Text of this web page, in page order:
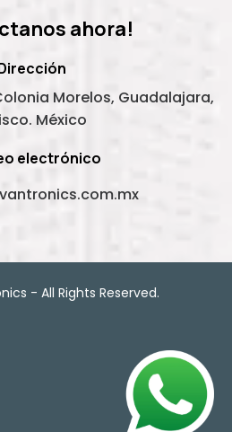
ahora!
Morelos, Guadalajara,
México
electrónico
- All Rights Reserved.